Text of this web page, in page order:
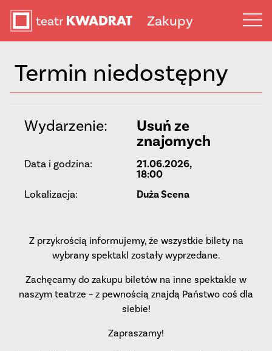
Zakupy
Termin niedostępny
Wydarzenie:
Usuń ze
znajomych
Data i godzina:
21.06.2026,
18:00
Lokalizacja: Duża Scena
Z przykrością informujemy, że wszystkie bilety na
wybrany spektakl zostały wyprzedane.
Zachęcamy do zakupu biletów na inne spektakle w
naszym teatrze – z pewnością znajdą Państwo coś dla
siebie!
Zapraszamy!